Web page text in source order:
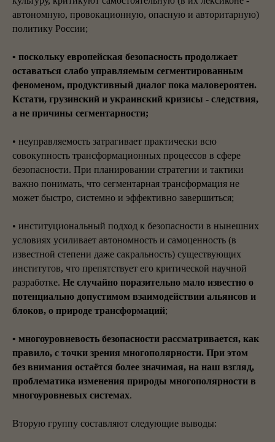
автономную, провокационную, опасную и авторитарную)
политику России;
• поскольку европейская безопасность продолжает
оставаться слабо управляемым сегментированным
феноменом, продуктивный диалог пока маловероятен.
Кстати, грузинский и украинский кризисы - следствия,
а не причины сегментарности;
• неуправляемость затрагивает практически всю
совокупность трансформационных процессов в сфере
безопасности. При планировании стратегии и тактики
важно понимать, что сегментарная трансформация не
может быстро, системно и эффективно завершиться;
• институциональный подход к безопасности в нынешних
условиях усиливает автономность и самоценность (в
известной степени даже сакральность) существующих
институтов, что препятствует его критической научной
разработке. Не случайно поразительно мало известно о
потенциально допустимом взаимодействии альянсов и
блоков, о природе трансформаций;
• многоуровневость безопасности рассматривается, как
правило, с точки зрения многополярности. При этом
без внимания остаётся более значимая, на наш взгляд,
проблематика изменения природы многополярности в
многоуровневых системах.
Вторую группу составляют следующие выводы: